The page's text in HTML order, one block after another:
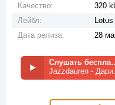
Качество:
320
Лейбл:
Дата релиза:
28